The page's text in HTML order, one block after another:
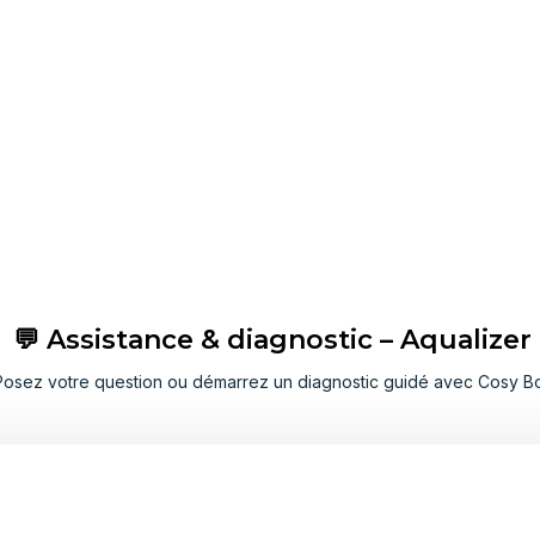
💬 Assistance & diagnostic – Aqualizer
votre question ou démarrez un diagnostic guidé avec Cosy